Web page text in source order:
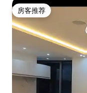
房客推荐
房客推荐